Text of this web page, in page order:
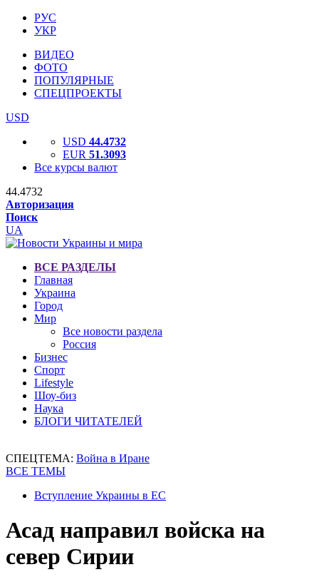
РУС
УКР
ВИДЕО
ФОТО
ПОПУЛЯРНЫЕ
СПЕЦПРОЕКТЫ
USD
USD 44.4732
EUR 51.3093
Все курсы валют
44.4732
Авторизация
Поиск
UA
ВСЕ РАЗДЕЛЫ
Главная
Украина
Город
Мир
Все новости раздела
Россия
Бизнес
Спорт
Lifestyle
Шоу-биз
Наука
БЛОГИ ЧИТАТЕЛЕЙ
СПЕЦТЕМА: Война в Иране
ВСЕ ТЕМЫ
Вступление Украины в ЕС
Асад направил войска на
север Сирии